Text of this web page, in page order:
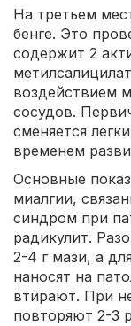
На третьем
бенге. Это
содержит 2
воздействием
сосудов.
сменяется
временем
Основные
миалгии,
синдром при
радикулит.
2-4 г мази, а
наносят на
втирают. При
повторяют 2-3